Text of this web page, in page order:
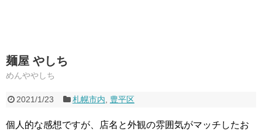
麺屋 やしち
めんややしち
2021/1/23 札幌市内 豊平区
個人的な感想ですが、店名と外観の雰囲気がマッチしたお